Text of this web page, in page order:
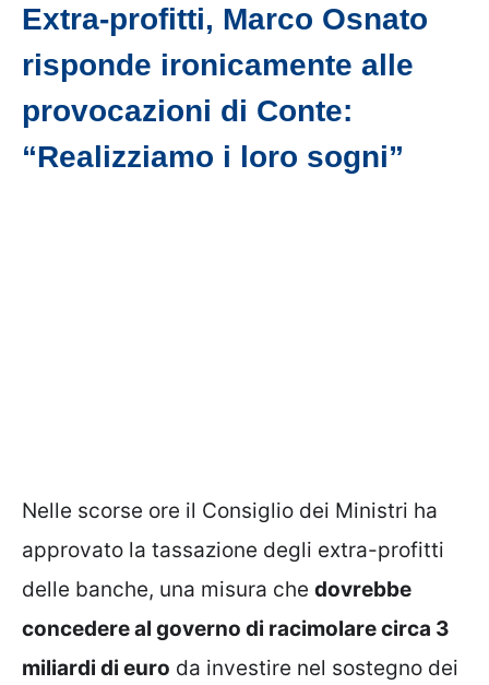
Extra-profitti, Marco Osnato
risponde ironicamente alle
provocazioni di Conte:
“Realizziamo i loro sogni”
Nelle scorse ore il Consiglio dei Ministri ha
approvato la tassazione degli extra-profitti
delle banche, una misura che dovrebbe
concedere al governo di racimolare circa 3
miliardi di euro da investire nel sostegno dei